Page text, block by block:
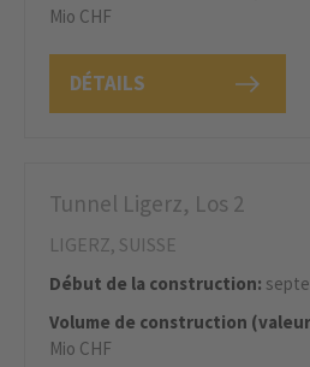
DÉTAILS
Mio CHF
Tunnel Ligerz, Los 2
LIGERZ, SUISSE
Début de la construction:
Volume de construction
Mio CHF